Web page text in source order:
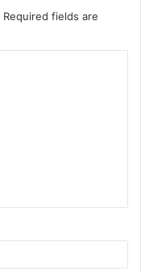
Required fields are